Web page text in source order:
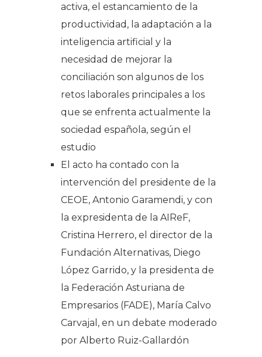
activa, el estancamiento de la
productividad, la adaptación a la
inteligencia artificial y la
necesidad de mejorar la
conciliación son algunos de los
retos laborales principales a los
que se enfrenta actualmente la
sociedad española, según el
estudio
El acto ha contado con la
intervención del presidente de la
CEOE, Antonio Garamendi, y con
la expresidenta de la AIReF,
Cristina Herrero, el director de la
Fundación Alternativas, Diego
López Garrido, y la presidenta de
la Federación Asturiana de
Empresarios (FADE), María Calvo
Carvajal, en un debate moderado
por Alberto Ruiz-Gallardón